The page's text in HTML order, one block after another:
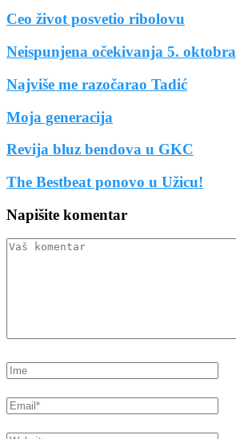
Ceo život posvetio ribolovu
Neispunjena očekivanja 5. oktobra
Najviše me razočarao Tadić
Moja generacija
Revija bluz bendova u GKC
The Bestbeat ponovo u Užicu!
Napišite komentar